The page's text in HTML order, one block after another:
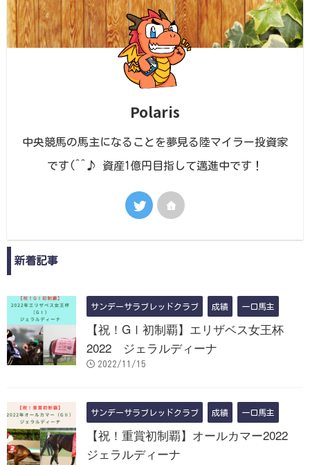
Polaris
中央競馬の馬主になることを夢見る陸マイラー投資家
です(^^♪ 資産1億円目指して邁進中です！
新着記事
サンデーサラブレッドクラブ 成績 一口馬主
【祝！GⅠ初制覇】エリザベス女王杯
2022 ジェラルディーナ
2022/11/15
サンデーサラブレッドクラブ 成績 一口馬主
【祝！重賞初制覇】オールカマー2022
ジェラルディーナ